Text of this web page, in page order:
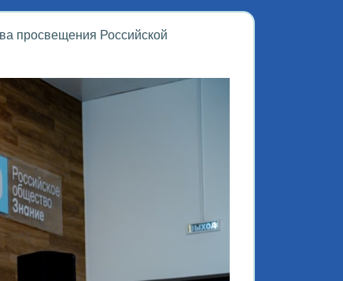
просвещения Российской